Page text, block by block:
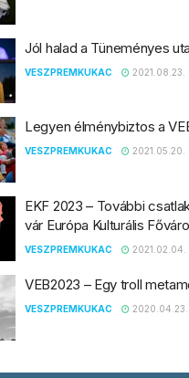
Jól halad a Tüneményes
VESZPREMKUKAC 2021.08.23.
Legyen élménybiztos a
VESZPREMKUKAC 2021.05.20.
EKF 2023 – További
vár Európa Kulturális
VESZPREMKUKAC 2021.02.04.
VEB2023 – Egy troll
VESZPREMKUKAC 2020.04.23.